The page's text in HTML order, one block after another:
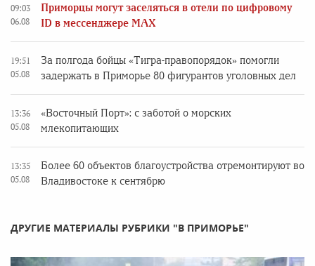
09:03
06.08
Приморцы могут заселяться в отели по цифровому
ID в мессенджере MAX
19:51
05.08
За полгода бойцы «Тигра-правопорядок» помогли
задержать в Приморье 80 фигурантов уголовных дел
13:36
05.08
«Восточный Порт»: с заботой о морских
млекопитающих
13:35
05.08
Более 60 объектов благоустройства отремонтируют во
Владивостоке к сентябрю
ДРУГИЕ МАТЕРИАЛЫ РУБРИКИ "В ПРИМОРЬЕ"